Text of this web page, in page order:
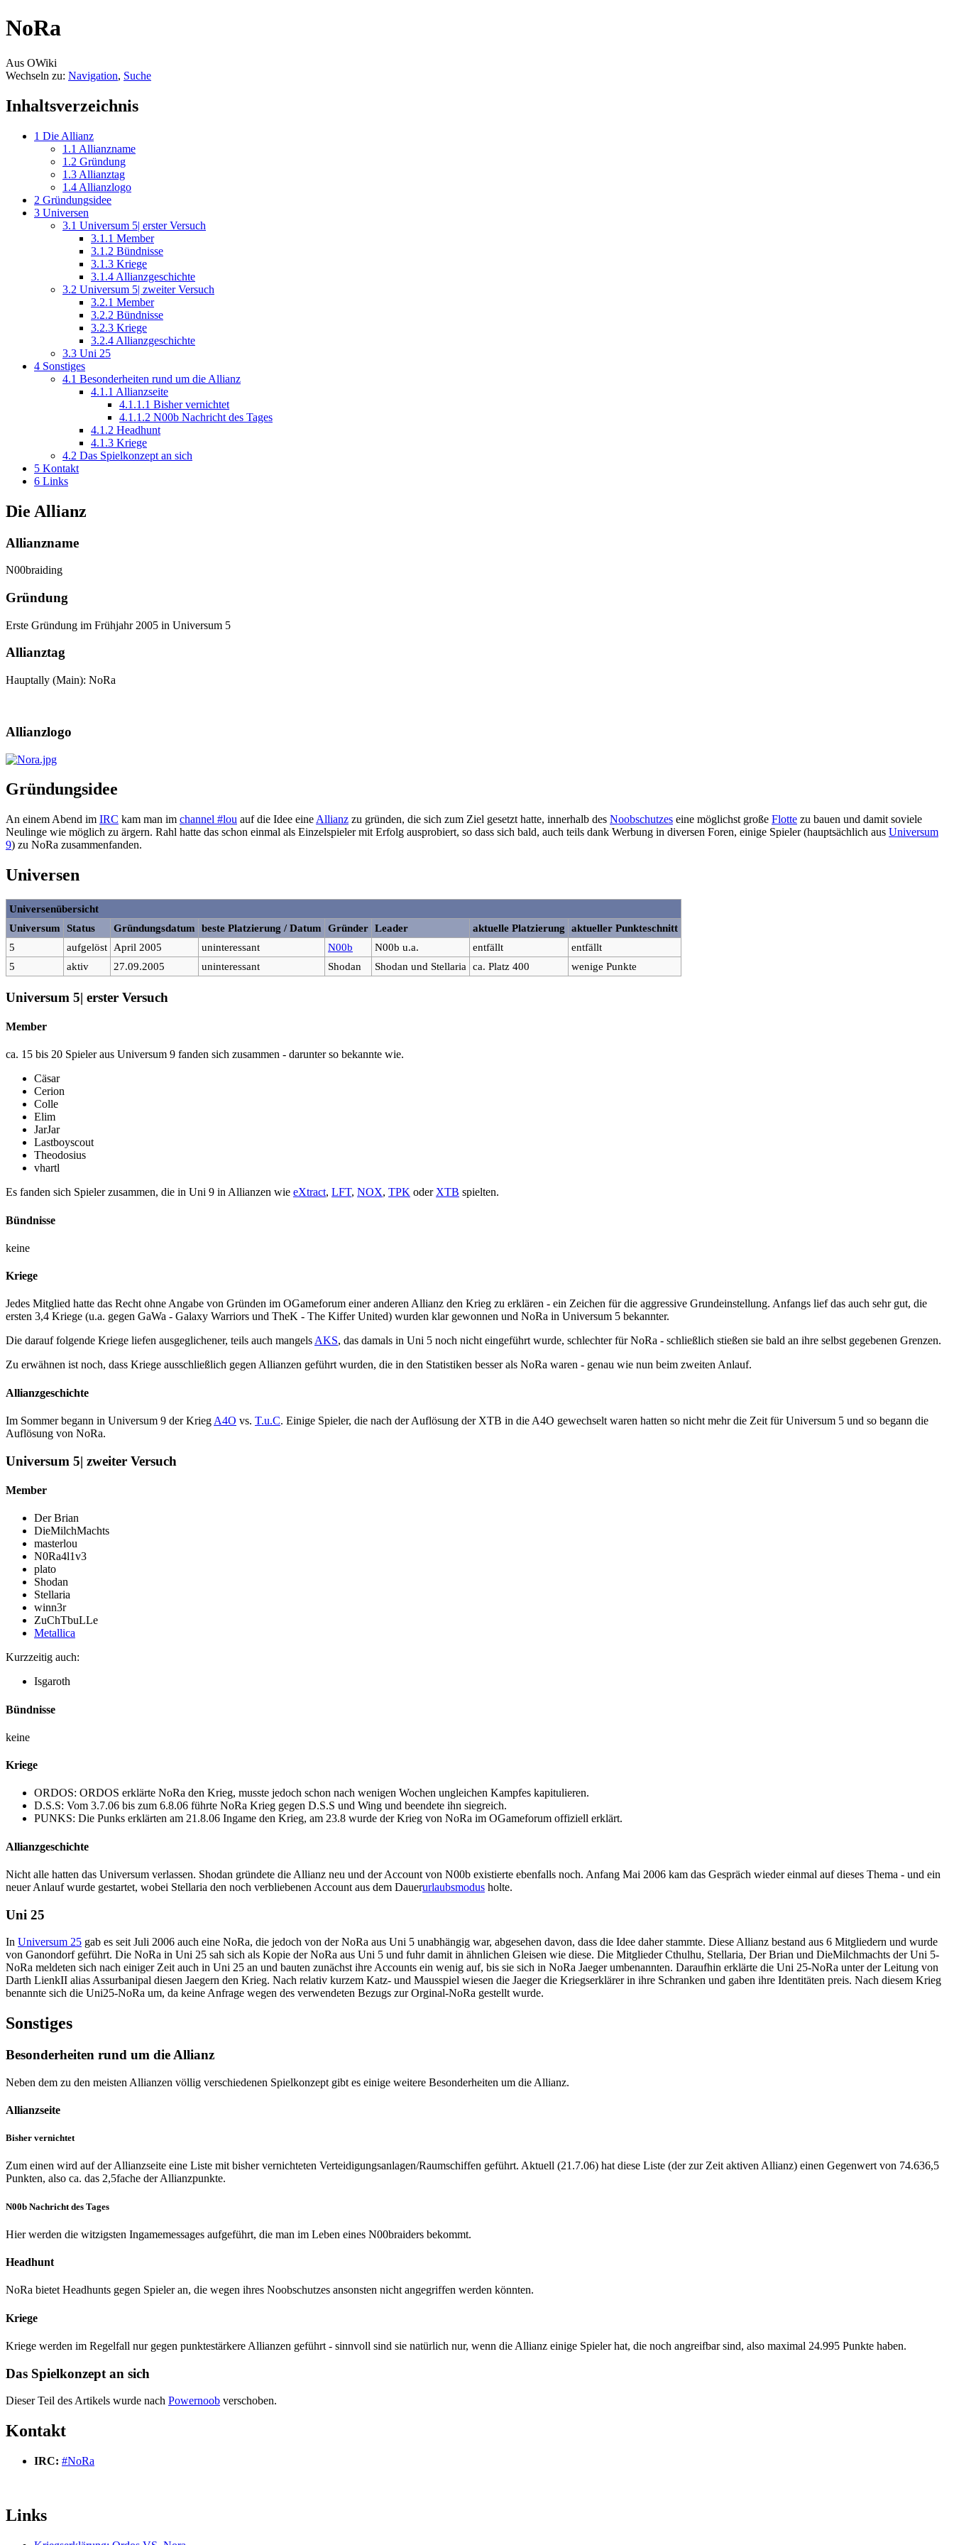
NoRa
Aus OWiki
Wechseln zu: Navigation, Suche
Inhaltsverzeichnis
1 Die Allianz
1.1 Allianzname
1.2 Gründung
1.3 Allianztag
1.4 Allianzlogo
2 Gründungsidee
3 Universen
3.1 Universum 5| erster Versuch
3.1.1 Member
3.1.2 Bündnisse
3.1.3 Kriege
3.1.4 Allianzgeschichte
3.2 Universum 5| zweiter Versuch
3.2.1 Member
3.2.2 Bündnisse
3.2.3 Kriege
3.2.4 Allianzgeschichte
3.3 Uni 25
4 Sonstiges
4.1 Besonderheiten rund um die Allianz
4.1.1 Allianzseite
4.1.1.1 Bisher vernichtet
4.1.1.2 N00b Nachricht des Tages
4.1.2 Headhunt
4.1.3 Kriege
4.2 Das Spielkonzept an sich
5 Kontakt
6 Links
Die Allianz
Allianzname
N00braiding
Gründung
Erste Gründung im Frühjahr 2005 in Universum 5
Allianztag
Hauptally (Main): NoRa
Allianzlogo
Gründungsidee
An einem Abend im IRC kam man im channel #lou auf die Idee eine Allianz zu gründen, die sich zum Ziel gesetzt hatte, innerhalb des Noobschutzes eine möglichst große Flotte zu bauen und damit soviele
Neulinge wie möglich zu ärgern. Rahl hatte das schon einmal als Einzelspieler mit Erfolg ausprobiert, so dass sich bald, auch teils dank Werbung in diversen Foren, einige Spieler (hauptsächlich aus Universum
9) zu NoRa zusammenfanden.
Universen
Universenübersicht
Universum Status Gründungsdatum beste Platzierung / Datum Gründer Leader aktuelle Platzierung aktueller Punkteschnitt
5
aufgelöst April 2005 uninteressant N00b N00b u.a. entfällt
entfällt
5
aktiv 27.09.2005 uninteressant Shodan Shodan und Stellaria ca. Platz 400 wenige Punkte
Universum 5| erster Versuch
Member
ca. 15 bis 20 Spieler aus Universum 9 fanden sich zusammen - darunter so bekannte wie.
Cäsar
Cerion
Colle
Elim
JarJar
Lastboyscout
Theodosius
vhartl
Es fanden sich Spieler zusammen, die in Uni 9 in Allianzen wie eXtract, LFT, NOX, TPK oderXTB spielten.
Bündnisse
keine
Kriege
Jedes Mitglied hatte das Recht ohne Angabe von Gründen im OGameforum einer anderen Allianz den Krieg zu erklären - ein Zeichen für die aggressive Grundeinstellung. Anfangs lief das auch sehr gut, die
ersten 3,4 Kriege (u.a. gegen GaWa - Galaxy Warriors und TheK - The Kiffer United) wurden klar gewonnen und NoRa in Universum 5 bekannter.
Die darauf folgende Kriege liefen ausgeglichener, teils auch mangelsAKS, das damals in Uni 5 noch nicht eingeführt wurde, schlechter für NoRa - schließlich stießen sie bald an ihre selbst gegebenen Grenzen.
Zu erwähnen ist noch, dass Kriege ausschließlich gegen Allianzen geführt wurden, die in den Statistiken besser als NoRa waren - genau wie nun beim zweiten Anlauf.
Allianzgeschichte
Im Sommer begann in Universum 9 der Krieg A4O vs. T.u.C. Einige Spieler, die nach der Auflösung der XTB in die A4O gewechselt waren hatten so nicht mehr die Zeit für Universum 5 und so begann die
Auflösung von NoRa.
Universum 5| zweiter Versuch
Member
Der Brian
DieMilchMachts
masterlou
N0Ra4l1v3
plato
Shodan
Stellaria
winn3r
ZuChTbuLLe
Metallica
Kurzzeitig auch:
Isgaroth
Bündnisse
keine
Kriege
ORDOS: ORDOS erklärte NoRa den Krieg, musste jedoch schon nach wenigen Wochen ungleichen Kampfes kapitulieren.
D.S.S: Vom 3.7.06 bis zum 6.8.06 führte NoRa Krieg gegen D.S.S und Wing und beendete ihn siegreich.
PUNKS: Die Punks erklärten am 21.8.06 Ingame den Krieg, am 23.8 wurde der Krieg von NoRa im OGameforum offiziell erklärt.
Allianzgeschichte
Nicht alle hatten das Universum verlassen. Shodan gründete die Allianz neu und der Account von N00b existierte ebenfalls noch. Anfang Mai 2006 kam das Gespräch wieder einmal auf dieses Thema - und ein
neuer Anlauf wurde gestartet, wobei Stellaria den noch verbliebenen Account aus dem Dauerurlaubsmodus holte.
Uni 25
In Universum 25 gab es seit Juli 2006 auch eine NoRa, die jedoch von der NoRa aus Uni 5 unabhängig war, abgesehen davon, dass die Idee daher stammte. Diese Allianz bestand aus 6 Mitgliedern und wurde
von Ganondorf geführt. Die NoRa in Uni 25 sah sich als Kopie der NoRa aus Uni 5 und fuhr damit in ähnlichen Gleisen wie diese. Die Mitglieder Cthulhu, Stellaria, Der Brian und DieMilchmachts der Uni 5-
NoRa meldeten sich nach einiger Zeit auch in Uni 25 an und bauten zunächst ihre Accounts ein wenig auf, bis sie sich in NoRa Jaeger umbenannten. Daraufhin erklärte die Uni 25-NoRa unter der Leitung von
Darth LienkII alias Assurbanipal diesen Jaegern den Krieg. Nach relativ kurzem Katz- und Mausspiel wiesen die Jaeger die Kriegserklärer in ihre Schranken und gaben ihre Identitäten preis. Nach diesem Krieg
benannte sich die Uni25-NoRa um, da keine Anfrage wegen des verwendeten Bezugs zur Orginal-NoRa gestellt wurde.
Sonstiges
Besonderheiten rund um die Allianz
Neben dem zu den meisten Allianzen völlig verschiedenen Spielkonzept gibt es einige weitere Besonderheiten um die Allianz.
Allianzseite
Bisher vernichtet
Zum einen wird auf der Allianzseite eine Liste mit bisher vernichteten Verteidigungsanlagen/Raumschiffen geführt. Aktuell (21.7.06) hat diese Liste (der zur Zeit aktiven Allianz) einen Gegenwert von 74.636,5
Punkten, also ca. das 2,5fache der Allianzpunkte.
N00b Nachricht des Tages
Hier werden die witzigsten Ingamemessages aufgeführt, die man im Leben eines N00braiders bekommt.
Headhunt
NoRa bietet Headhunts gegen Spieler an, die wegen ihres Noobschutzes ansonsten nicht angegriffen werden könnten.
Kriege
Kriege werden im Regelfall nur gegen punktestärkere Allianzen geführt - sinnvoll sind sie natürlich nur, wenn die Allianz einige Spieler hat, die noch angreifbar sind, also maximal 24.995 Punkte haben.
Das Spielkonzept an sich
Dieser Teil des Artikels wurde nach Powernoob verschoben.
Kontakt
IRC: #NoRa
Links